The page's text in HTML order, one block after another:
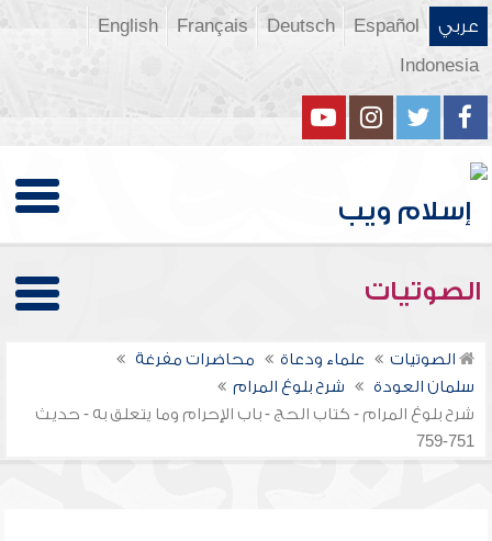
عربي Español
Deutsch
Français
English
Indonesia
الصوتيات
الصوتيات علماء ودعاة
محاضرات مفرغة
سلمان العودة
شرح بلوغ المرام
شرح بلوغ المرام - كتاب الحج - باب الإحرام وما يتعلق به - حديث
751-759